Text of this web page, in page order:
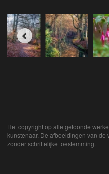
Het copyright op alle getoonde
kunstenaar. De afbeeldingen van
zonder schriftelijke toestemming.